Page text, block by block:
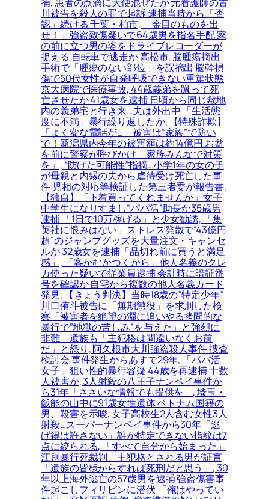
川被告を殺人の罪で起訴 逮捕当時から「否
認」続ける 千葉・柏市, 「金目のものを出
せ！」強盗致傷疑いで64歳男を指名手配 家
の前に立つ男の姿をドライブレコーダーが
捉える 自転車で逃走か 高松市, 脳腫瘍摘出
手術で「腫瘍のない部位」を誤摘出 脳幹損
傷で50代女性が自発呼吸できない重篤状態
京大病院で医療事故, 44歳義弟を蹴って死
亡させたか 41歳女を逮捕 日頃から同じ敷地
内の義弟宅と行き来…夫は外出中 「生活態
度に不満」暴行繰り返したか, 【特殊詐欺】
「よく変な電話が…」被害は“家族”で防い
で！新潟県内今年の被害額は約14億円 お盆
を前に警察が呼びかけ「家族みんなで対策
を」, “防げた可能性”指摘…小学1年の女の子
が母親と内縁の夫から虐待受け死亡した事
件 児相の対応等検証した第三者委が報告書,
【独自】「下着買ってくれませんか」女子
中学生になりすまし“パパ活”助長か35歳男
逮捕 「1日で10万稼げる」と少女勧誘, 「集
英社に恨みはない」ストレス発散で“43億円
超”のジャンプグッズを大量注文・キャンセ
ルか 32歳女を逮捕「品切れ前に買うと満足
感」, 「客がむかつくから」他人名義のクレ
カ使った疑いで従業員逮捕 会計時に暗証番
号を確認か 自宅から複数の他人名義カード
発見, 【きょう判決】当時18歳の”特定少年”
川口侑斗被告に「無期懲役」を求刑した検
察「被害者を絶望の淵に追いやる拷問的な
暴行で”地獄の苦しみ”を与えた」と強烈に
非難＿遺族も「主犯格は間違いなくお前
だ」と怒り, 阿久根市大川強盗殺人事件 捜査
検討会 事件発生からあすで29年, 「パパ活
女子」狙い性的暴行容疑 44歳を再逮捕 十数
人被害か, 3人射殺の八王子ナンペイ事件か
ら31年「ささいな情報でも提供を」, 埼玉・
飯能の山中に91歳女性遺体 ベトナム国籍の
男、殺害を示唆, 女子高校生2人含む女性3人
射殺…スーパーナンペイ事件から30年「逃
げ得は許さない」誰か特定できない指紋は7
点に絞られる, 「すべて自分から始まった」
江別暴行死裁判、主犯格とされる男が証言
「遺族の皆様からすれば死刑だと思う」, 30
年以上海外逃亡の57歳男を逮捕 強盗傷害事
件起こしフィリピンに潜伏 「俺はやってい